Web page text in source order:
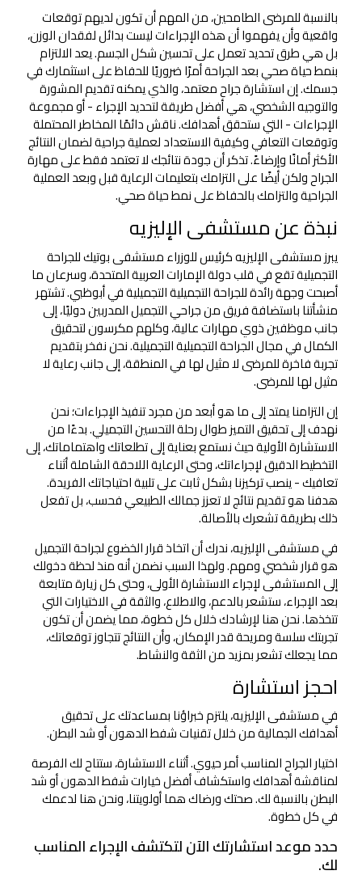
بالنسبة للمرضى الطامحين، من المهم أن تكون لديهم توقعات
واقعية وأن يفهموا أن هذه الإجراءات ليست بدائل لفقدان الوزن،
بل هي طرق تحديد تعمل على تحسين شكل الجسم. يعد الالتزام
بنمط حياة صحي بعد الجراحة أمرًا ضروريًا للحفاظ على استثمارك في
جسمك. إن استشارة جراح معتمد، والذي يمكنه تقديم المشورة
والتوجيه الشخصي، هي أفضل طريقة لتحديد الإجراء - أو مجموعة
الإجراءات - التي ستحقق أهدافك. ناقش دائمًا المخاطر المحتملة
وتوقعات التعافي وكيفية الاستعداد لعملية جراحية لضمان النتائج
الأكثر أمانًا وإرضاءً. تذكر أن جودة نتائجك لا تعتمد فقط على مهارة
الجراح ولكن أيضًا على التزامك بتعليمات الرعاية قبل وبعد العملية
الجراحية والتزامك بالحفاظ على نمط حياة صحي.
نبذة عن مستشفى الإليزيه
يبرز مستشفى الإليزيه كرئيس للوزراء مستشفى بوتيك للجراحة
التجميلية تقع في قلب دولة الإمارات العربية المتحدة، وسرعان ما
أصبحت وجهة رائدة للجراحة التجميلية التجميلية في أبوظبي. تشتهر
منشأتنا باستضافة فريق من جراحي التجميل المدربين دوليًا، إلى
جانب موظفين ذوي مهارات عالية، وكلهم مكرسون لتحقيق
الكمال في مجال الجراحة التجميلية التجميلية. نحن نفخر بتقديم
تجربة فاخرة للمرضى لا مثيل لها في المنطقة، إلى جانب رعاية لا
مثيل لها للمرضى.
إن التزامنا يمتد إلى ما هو أبعد من مجرد تنفيذ الإجراءات؛ نحن
نهدف إلى تحقيق التميز طوال رحلة التحسين التجميلي. بدءًا من
الاستشارة الأولية حيث نستمع بعناية إلى تطلعاتك واهتماماتك، إلى
التخطيط الدقيق لإجراءاتك، وحتى الرعاية اللاحقة الشاملة أثناء
تعافيك - ينصب تركيزنا بشكل ثابت على تلبية احتياجاتك الفريدة.
هدفنا هو تقديم نتائج لا تعزز جمالك الطبيعي فحسب، بل تفعل
ذلك بطريقة تشعرك بالأصالة.
في مستشفى الإليزيه، ندرك أن اتخاذ قرار الخضوع لجراحة التجميل
هو قرار شخصي ومهم. ولهذا السبب نضمن أنه منذ لحظة دخولك
إلى المستشفى لإجراء الاستشارة الأولى، وحتى كل زيارة متابعة
بعد الإجراء، ستشعر بالدعم، والاطلاع، والثقة في الاختيارات التي
تتخذها. نحن هنا لإرشادك خلال كل خطوة، مما يضمن أن تكون
تجربتك سلسة ومريحة قدر الإمكان، وأن النتائج تتجاوز توقعاتك،
مما يجعلك تشعر بمزيد من الثقة والنشاط.
احجز استشارة
في مستشفى الإليزيه، يلتزم خبراؤنا بمساعدتك على تحقيق
أهدافك الجمالية من خلال تقنيات شفط الدهون أو شد البطن.
اختيار الجراح المناسب أمر حيوي. أثناء الاستشارة، ستتاح لك الفرصة
لمناقشة أهدافك واستكشاف أفضل خيارات شفط الدهون أو شد
البطن بالنسبة لك. صحتك ورضاك هما أولويتنا، ونحن هنا لدعمك
في كل خطوة.
حدد موعد استشارتك الآن لتكتشف الإجراء المناسب
لك.